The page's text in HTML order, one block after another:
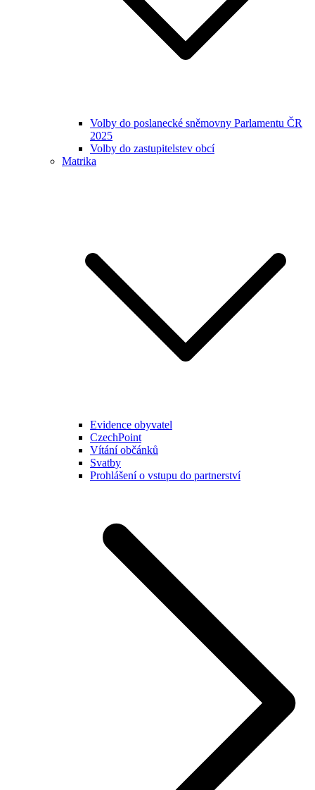
Volby do poslanecké sněmovny Parlamentu ČR
2025
Volby do zastupitelstev obcí
Matrika
Evidence obyvatel
CzechPoint
Vítání občánků
Svatby
Prohlášení o vstupu do partnerství